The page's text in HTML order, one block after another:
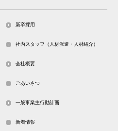
新卒採用
社内スタッフ（人材派遣・人材紹介）
会社概要
ごあいさつ
一般事業主行動計画
新着情報